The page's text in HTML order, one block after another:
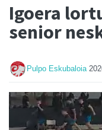
Igoera
senior
Pulpo Eskubaloia